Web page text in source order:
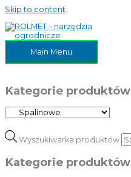
Skip to content
Main Menu
Kategorie produktów
Wyszukiwarka produktów
Kategorie produktów